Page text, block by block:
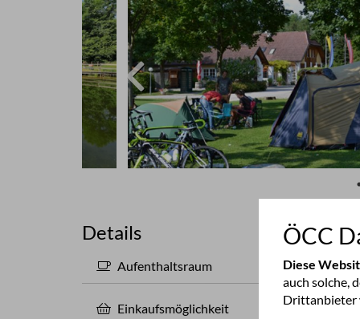
Details
Aufenthaltsraum
Einkaufsmöglichkeit 0.2
ÖCC
Diese
auch solche,
Drittanbieter